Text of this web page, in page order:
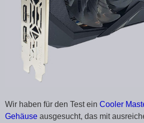
Wir haben für den Test ein Cooler
Gehäuse ausgesucht, das mit